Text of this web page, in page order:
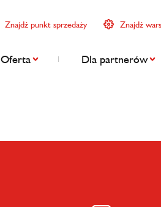
Znajdź punkt sprzedaży Znajdź
Oferta Dla partnerów